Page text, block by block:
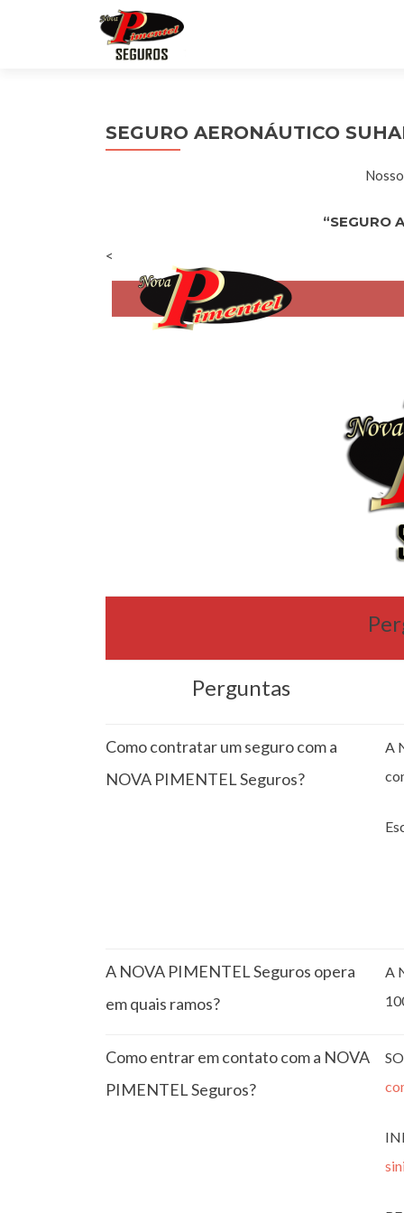
SEGURO AERONÁUTICO
“SEGURO
<
Perguntas
Como contratar um seguro com a
NOVA PIMENTEL Seguros?
A
A NOVA PIMENTEL Seguros opera
em quais ramos?
A
Como entrar em contato com a NOVA
PIMENTEL Seguros?